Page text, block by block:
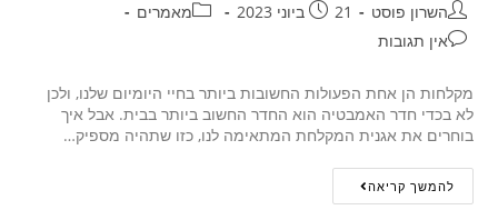
השרון פוסט 21 ביוני 2023
מאמרים
אין תגובות
מקלחות הן אחת הפעולות החשובות ביותר בחיי היומיום שלנו, ולכן
לא בכדי חדר האמבטיה הוא החדר החשוב ביותר בבית. אבל איך
בוחרים את אגנית המקלחת המתאימה לנו, כזו שתהיה מספיק…
להמשך קריאה